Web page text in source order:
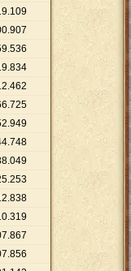
.109
.907
.536
.834
.462
.725
.949
.748
.049
.253
.838
.319
.867
.856